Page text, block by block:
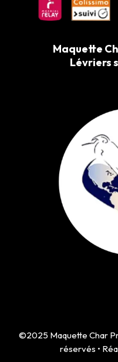
Maquette
Lévriers
©2025 Maquette Char
réservés •